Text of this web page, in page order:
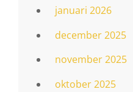
januari 2026
december 2025
november 2025
oktober 2025